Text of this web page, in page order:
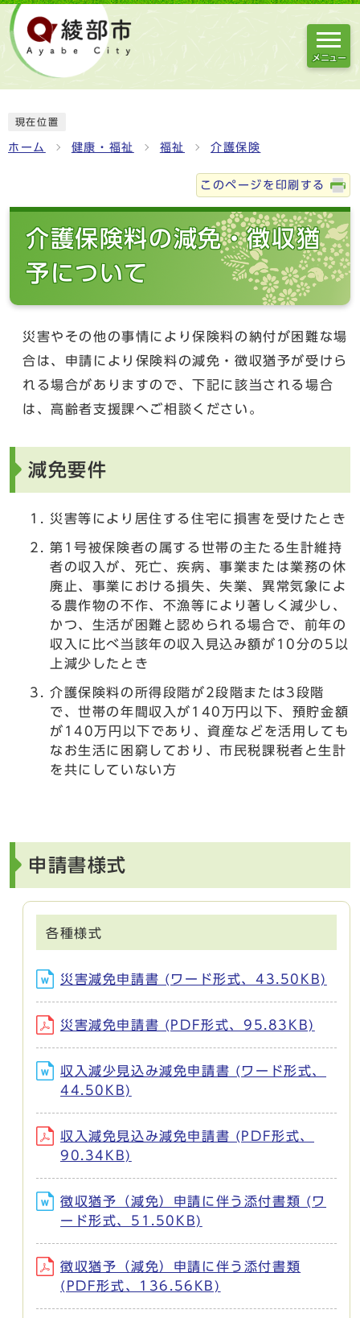
メニュー
現在位置
ホーム 健康・福祉 福祉 介護保険
このページを印刷する
介護保険料の減免・徴収猶
予について
災害やその他の事情により保険料の納付が困難な場
合は、申請により保険料の減免・徴収猶予が受けら
れる場合がありますので、下記に該当される場合
は、高齢者支援課へご相談ください。
減免要件
災害等により居住する住宅に損害を受けたとき
第1号被保険者の属する世帯の主たる生計維持
者の収入が、死亡、疾病、事業または業務の休
廃止、事業における損失、失業、異常気象によ
る農作物の不作、不漁等により著しく減少し、
かつ、生活が困難と認められる場合で、前年の
収入に比べ当該年の収入見込み額が10分の5以
上減少したとき
介護保険料の所得段階が2段階または3段階
で、世帯の年間収入が140万円以下、預貯金額
が140万円以下であり、資産などを活用しても
なお生活に困窮しており、市民税課税者と生計
を共にしていない方
申請書様式
各種様式
災害減免申請書 (ワード形式、43.50KB)
災害減免申請書 (PDF形式、95.83KB)
収入減少見込み減免申請書 (ワード形式、
44.50KB)
収入減免見込み減免申請書 (PDF形式、
90.34KB)
徴収猶予（減免）申請に伴う添付書類 (ワ
ード形式、51.50KB)
徴収猶予（減免）申請に伴う添付書類
(PDF形式、136.56KB)